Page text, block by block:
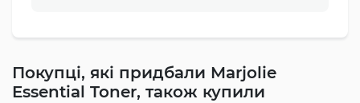
Покупці, які придбали Marjolie
Essential Toner, також купили